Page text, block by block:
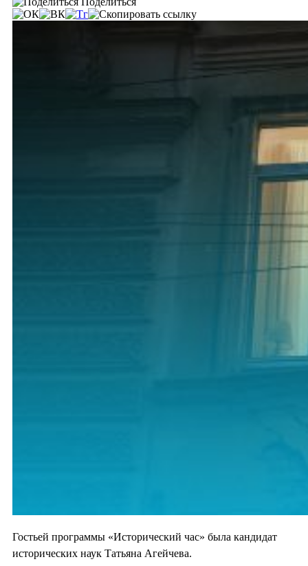
Гостьей программы «Исторический час» была кандидат
исторических наук Татьяна Агейчева.